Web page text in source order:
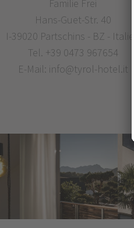
Familie Frei
Hans-Guet-Str. 40
I-39020 Partschins - BZ - Italien
Tel. +39 0473 967654
E-Mail: info@tyrol-hotel.it